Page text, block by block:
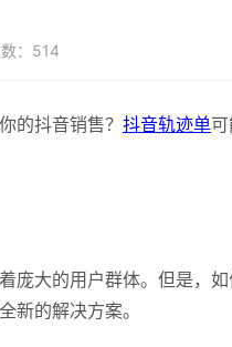
：514
的抖音销售？ 抖音轨迹单
庞大的用户群体。但是，
新的解决方案。